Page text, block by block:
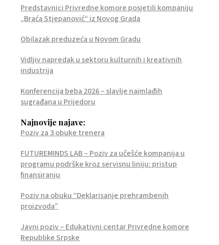
Predstavnici Privredne komore posjetili kompaniju
„Braća Stjepanović“ iz Novog Grada
Obilazak preduzeća u Novom Gradu
Vidljiv napredak u sektoru kulturnih i kreativnih
industrija
Konferencija beba 2026 – slavlje najmlađih
sugrađana u Prijedoru
Najnovije najave:
Poziv za 3 obuke trenera
FUTUREMINDS LAB – Poziv za učešće kompanija u
programu podrške kroz servisnu liniju: pristup
finansiranju
Poziv na obuku “Deklarisanje prehrambenih
proizvoda”
Javni poziv – Edukativni centar Privredne komore
Republike Srpske